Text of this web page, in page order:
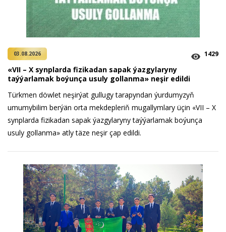
03.08.2026 1429
«VII – X synplarda fizikadan sapak ýazgylaryny
taýýarlamak boýunça usuly gollanma» neşir edildi
Türkmen döwlet neşirýat gullugy tarapyndan ýurdumyzyň
umumybilim berýän orta mekdepleriň mugallymlary üçin «VII – X
synplarda fizikadan sapak ýazgylaryny taýýarlamak boýunça
usuly gollanma» atly täze neşir çap edildi.